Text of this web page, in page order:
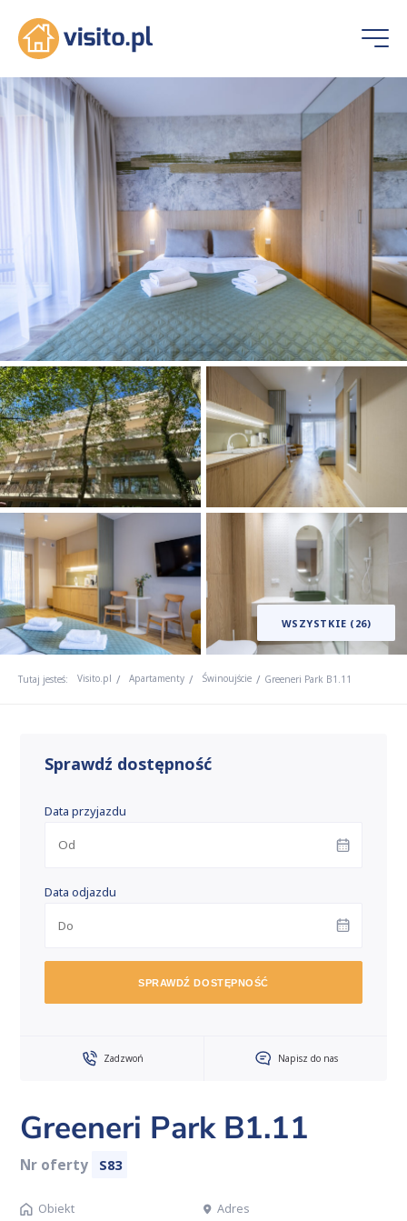
WSZYSTKIE (26)
Tutaj jesteś: Visito.pl Apartamenty Świnoujście Greeneri Park B1.11
Greeneri Park B1.11
Nr oferty S83
Obiekt Adres
Sprawdź dostępność
Data przyjazdu
Data odjazdu
SPRAWDŹ DOSTĘPNOŚĆ
Zadzwoń Napisz do nas